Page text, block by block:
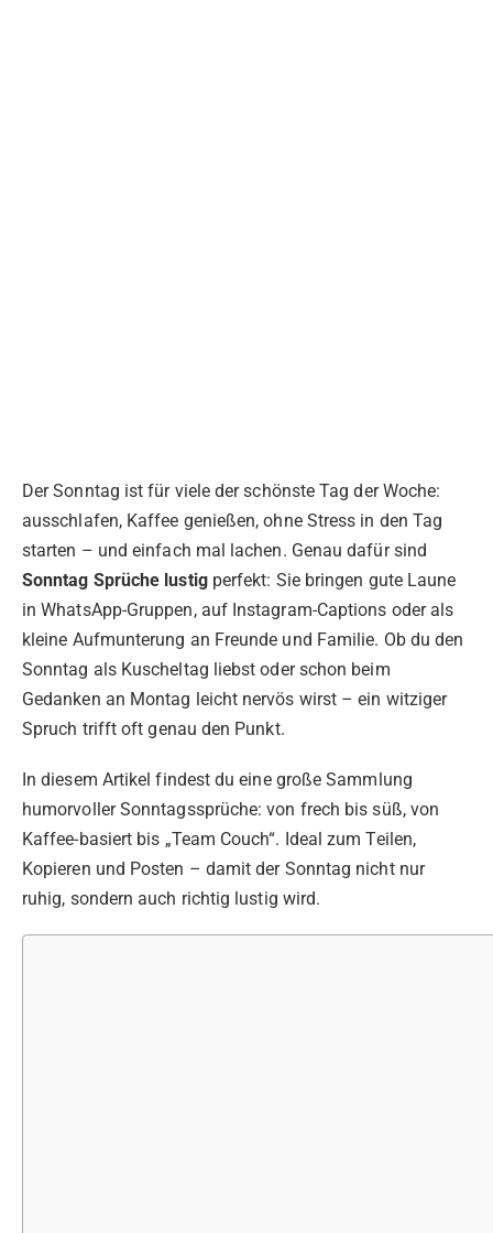
Der Sonntag ist für viele der schönste Tag der Woche:
ausschlafen, Kaffee genießen, ohne Stress in den Tag
starten – und einfach mal lachen. Genau dafür sind
Sonntag Sprüche lustigperfekt: Sie bringen gute Laune
in WhatsApp-Gruppen, auf Instagram-Captions oder als
kleine Aufmunterung an Freunde und Familie. Ob du den
Sonntag als Kuscheltag liebst oder schon beim
Gedanken an Montag leicht nervös wirst – ein witziger
Spruch trifft oft genau den Punkt.
In diesem Artikel findest du eine große Sammlung
humorvoller Sonntagssprüche: von frech bis süß, von
Kaffee-basiert bis „Team Couch“. Ideal zum Teilen,
Kopieren und Posten – damit der Sonntag nicht nur
ruhig, sondern auch richtig lustig wird.